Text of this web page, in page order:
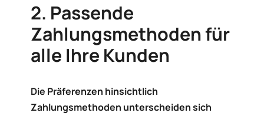
2. Passende
Zahlungsmethoden für
alle Ihre Kunden
Die Präferenzen hinsichtlich
Zahlungsmethoden unterscheiden sich